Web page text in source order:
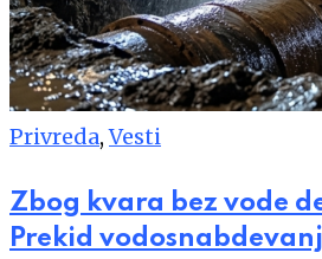
Privreda,Vesti
Zbog kvara bez vode
Prekid